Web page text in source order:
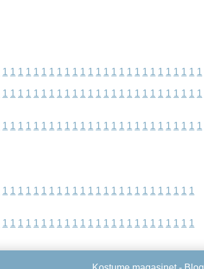
1 1 1 1 1 1 1 1 1 1 1 1 1 1 1 1 1 1 1 1 1 1 1 1 1 1
1 1 1 1 1 1 1 1 1 1 1 1 1 1 1 1 1 1 1 1 1 1 1 1 1 1
1 1 1 1 1 1 1 1 1 1 1 1 1 1 1 1 1 1 1 1 1 1 1 1 1 1
1 1 1 1 1 1 1 1 1 1 1 1 1 1 1 1 1 1 1 1 1 1 1 1 1
1 1 1 1 1 1 1 1 1 1 1 1 1 1 1 1 1 1 1 1 1 1 1 1 1